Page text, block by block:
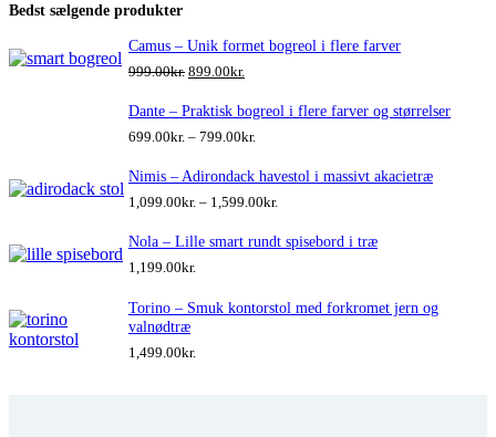
på
varesiden
Bedst sælgende produkter
Camus – Unik formet bogreol i flere farver
999.00kr. Den
pris
var:
999.00kr..
899.00kr.
pris
er:
899.00kr..
Dante – Praktisk bogreol i flere farver og størrelser
699.00kr. – 799.00kr.
til
799.00kr.
Nimis – Adirondack havestol i massivt akacietræ
1,099.00kr. – 1,599.00kr.
til
1,599.00kr.
Nola – Lille smart rundt spisebord i træ
1,199.00kr.
Torino – Smuk kontorstol med forkromet jern og
valnødtræ
1,499.00kr.